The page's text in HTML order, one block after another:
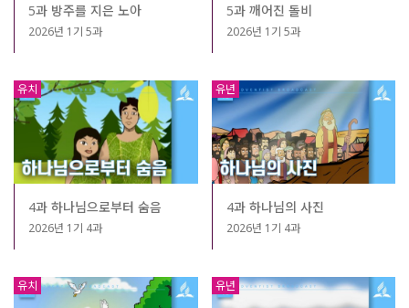
5과 방주를 지은 노아
2026년 1기 5과
5과 깨어진 돌비
2026년 1기 5과
유치
4과 하나님으로부터 숨음
2026년 1기 4과
유년
4과 하나님의 사진
2026년 1기 4과
유치 유년